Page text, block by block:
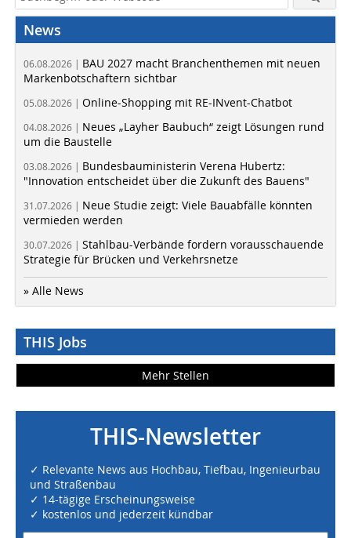
News
06.08.2026 | BAU 2027 macht Branchenthemen mit neuen
Markenbotschaftern sichtbar
05.08.2026 | Online-Shopping mit RE-INvent-Chatbot
04.08.2026 | Neues „Layher Baubuch“ zeigt Lösungen rund
um die Baustelle
03.08.2026 | Bundesbauministerin Verena Hubertz:
"Innovation entscheidet über die Zukunft des Bauens"
31.07.2026 | Neue Studie zeigt: Viele Bauabfälle könnten
vermieden werden
30.07.2026 | Stahlbau-Verbände fordern vorausschauende
Strategie für Brücken und Verkehrsnetze
» Alle News
THIS Jobs
Mehr Stellen
THIS-Newsletter
✓ Relevante News aus Hochbau, Tiefbau, Ingenieurbau
und Straßenbau
✓ 14-tägige Erscheinungsweise
✓ kostenlos und jederzeit kündbar